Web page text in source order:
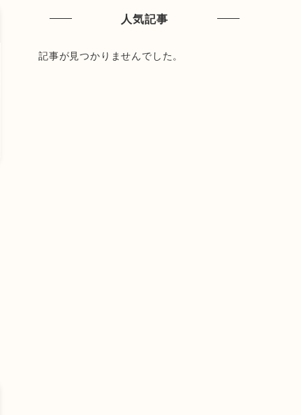
人気記事
記事が見つかりませんでした。